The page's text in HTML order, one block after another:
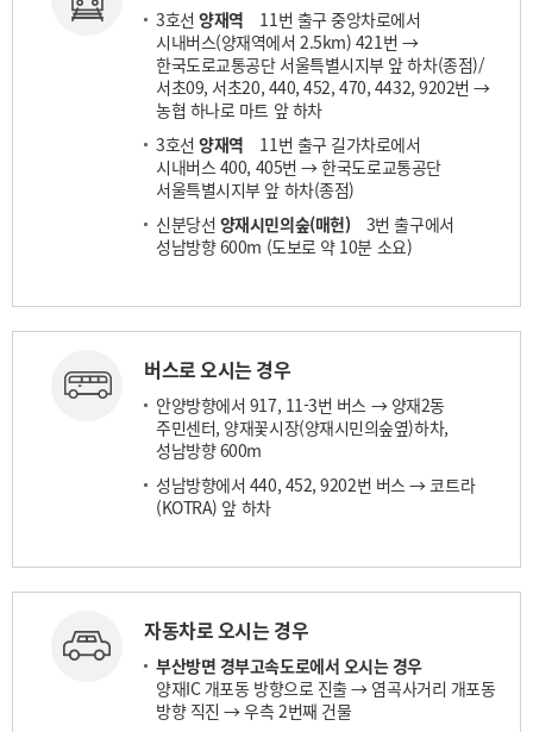
3호선양재역
11번 출구 중앙차로에서
시내버스(양재역에서 2.5km) 421번 →
한국도로교통공단 서울특별시지부 앞 하차(종점)/
서초09, 서초20, 440, 452, 470, 4432, 9202번 →
농협 하나로 마트 앞 하차
3호선양재역
11번 출구 길가차로에서
시내버스 400, 405번 → 한국도로교통공단
서울특별시지부 앞 하차(종점)
신분당선 양재시민의숲(매헌)
3번 출구에서
성남방향 600m (도보로 약 10분 소요)
버스로 오시는 경우
안양방향에서 917, 11-3번 버스 → 양재2동
주민센터, 양재꽃시장(양재시민의숲옆)하차,
성남방향 600m
성남방향에서 440, 452, 9202번 버스 → 코트라
(KOTRA) 앞 하차
자동차로 오시는 경우
부산방면 경부고속도로에서 오시는 경우
양재IC 개포동 방향으로 진출 → 염곡사거리 개포동
방향 직진 → 우측 2번째 건물